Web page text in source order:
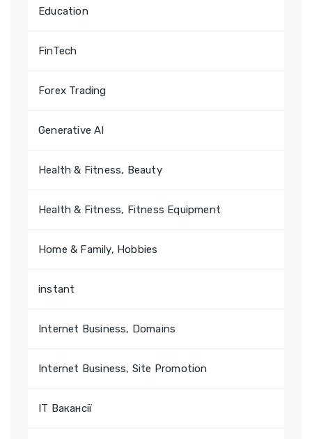
Education
FinTech
Forex Trading
Generative AI
Health & Fitness, Beauty
Health & Fitness, Fitness Equipment
Home & Family, Hobbies
instant
Internet Business, Domains
Internet Business, Site Promotion
IT Вакансії